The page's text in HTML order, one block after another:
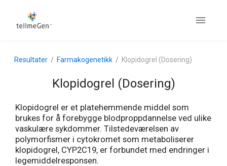
Resultater Farmakogenetikk Klopidogrel (Dosering)
Klopidogrel (Dosering)
Klopidogrel er et platehemmende middel som
brukes for å forebygge blodproppdannelse ved ulike
vaskulære sykdommer. Tilstedeværelsen av
polymorfismer i cytokromet som metaboliserer
klopidogrel, CYP2C19, er forbundet med endringer i
legemiddelresponsen.